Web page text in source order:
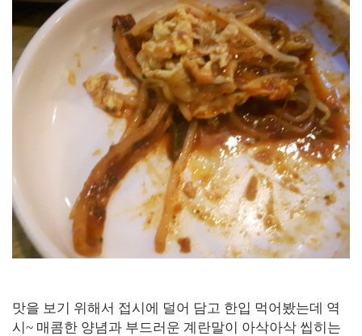
맛을 보기 위해서 접시에 덜어 담고 한입 먹어봤는데 역
시~ 매콤한 양념과 부드러운 계란말이 아삭아삭 씹히는